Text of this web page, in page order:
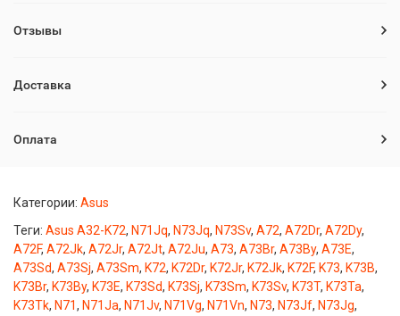
Отзывы
Доставка
Оплата
Категории: Asus
Теги: Asus A32-K72, N71Jq, N73Jq, N73Sv, A72, A72Dr, A72Dy,
A72F, A72Jk, A72Jr, A72Jt, A72Ju, A73, A73Br, A73By, A73E,
A73Sd, A73Sj, A73Sm, K72, K72Dr, K72Jr, K72Jk, K72F, K73, K73B,
K73Br, K73By, K73E, K73Sd, K73Sj, K73Sm, K73Sv, K73T, K73Ta,
K73Tk, N71, N71Ja, N71Jv, N71Vg, N71Vn, N73, N73Jf, N73Jg,